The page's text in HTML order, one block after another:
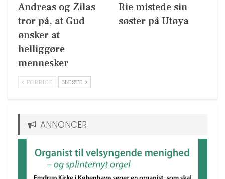
Andreas og Zilas
tror på, at Gud
ønsker at
helliggøre
mennesker
Rie mistede sin
søster på Utøya
FORRIGE NÆSTE
ANNONCER